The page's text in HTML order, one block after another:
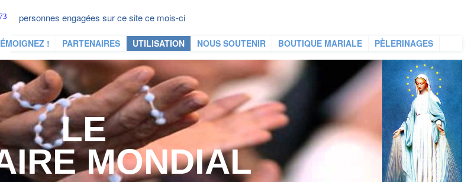
personnes engagées sur ce site ce mois-ci
! PARTENAIRES UTILISATION NOUS SOUTENIR BOUTIQUE MARIALE PÈLERINAGES
LE
MONDIAL